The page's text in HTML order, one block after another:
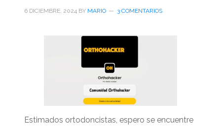
6 DICIEMBRE, 2024BY MARIO 3 COMENTARIOS
Estimados ortodoncistas, espero se encuentre